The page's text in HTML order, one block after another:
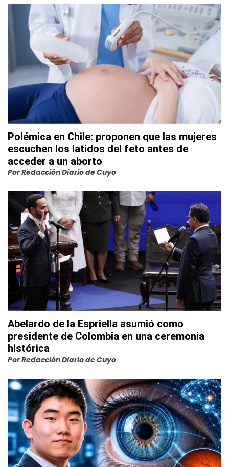
Polémica en Chile: proponen que las mujeres
escuchen los latidos del feto antes de
acceder a un aborto
PorRedacción Diario de Cuyo
Abelardo de la Espriella asumió como
presidente de Colombia en una ceremonia
histórica
PorRedacción Diario de Cuyo